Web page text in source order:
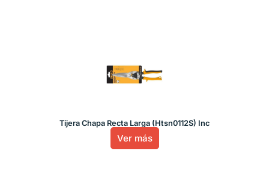
Tijera Chapa Recta Larga (Htsn0112S) Inc
Ver más